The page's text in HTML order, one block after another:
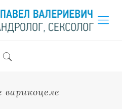
варикоцеле